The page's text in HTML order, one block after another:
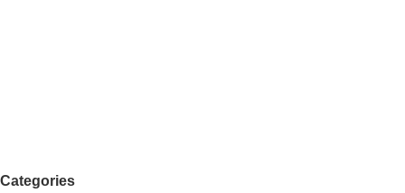
Categories